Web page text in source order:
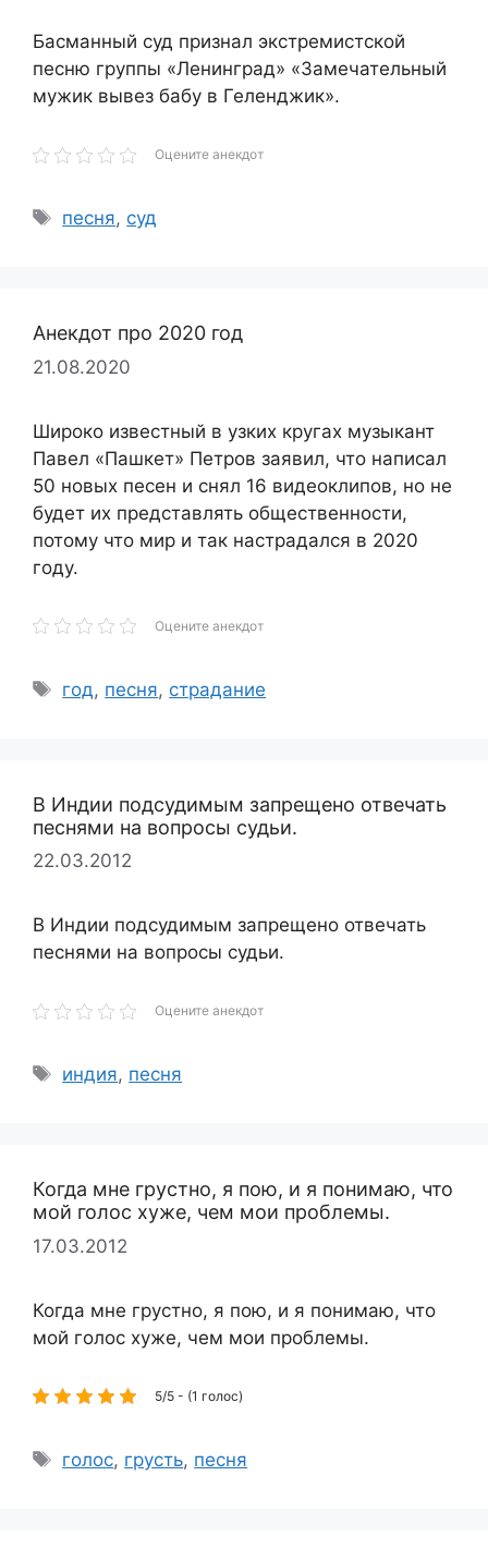
Басманный суд признал экстремистской
песню группы «Ленинград» «Замечательный
мужик вывез бабу в Геленджик».
Оцените анекдот
Метки
песня, суд
Анекдот про 2020 год
21.08.2020
Широко известный в узких кругах музыкант
Павел «Пашкет» Петров заявил, что написал
50 новых песен и снял 16 видеоклипов, но не
будет их представлять общественности,
потому что мир и так настрадался в 2020
году.
Оцените анекдот
Метки
год, песня, страдание
В Индии подсудимым запрещено отвечать
песнями на вопросы судьи.
22.03.2012
В Индии подсудимым запрещено отвечать
песнями на вопросы судьи.
Оцените анекдот
Метки
индия, песня
Когда мне грустно, я пою, и я понимаю, что
мой голос хуже, чем мои проблемы.
17.03.2012
Когда мне грустно, я пою, и я понимаю, что
мой голос хуже, чем мои проблемы.
5/5 - (1 голос)
Метки
голос, грусть, песня